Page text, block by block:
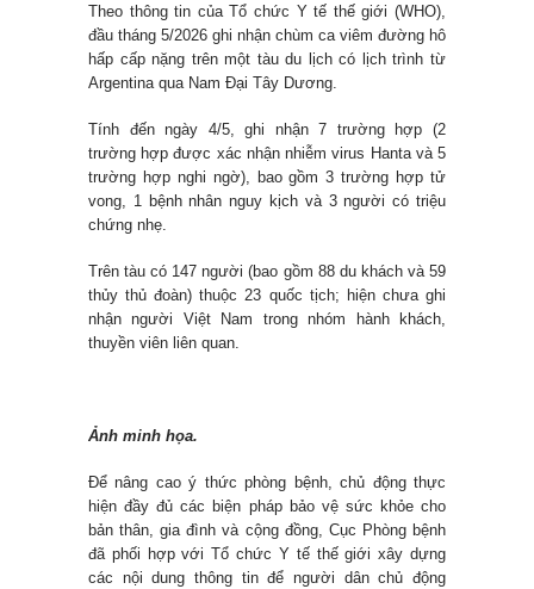
Theo thông tin của Tổ chức Y tế thế giới (WHO),
đầu tháng 5/2026 ghi nhận chùm ca viêm đường hô
hấp cấp nặng trên một tàu du lịch có lịch trình từ
Argentina qua Nam Đại Tây Dương.
Tính đến ngày 4/5, ghi nhận 7 trường hợp (2
trường hợp được xác nhận nhiễm virus Hanta và 5
trường hợp nghi ngờ), bao gồm 3 trường hợp tử
vong, 1 bệnh nhân nguy kịch và 3 người có triệu
chứng nhẹ.
Trên tàu có 147 người (bao gồm 88 du khách và 59
thủy thủ đoàn) thuộc 23 quốc tịch; hiện chưa ghi
nhận người Việt Nam trong nhóm hành khách,
thuyền viên liên quan.
Ảnh minh họa.
Để nâng cao ý thức phòng bệnh, chủ động thực
hiện đầy đủ các biện pháp bảo vệ sức khỏe cho
bản thân, gia đình và cộng đồng, Cục Phòng bệnh
đã phối hợp với Tổ chức Y tế thế giới xây dựng
các nội dung thông tin để người dân chủ động